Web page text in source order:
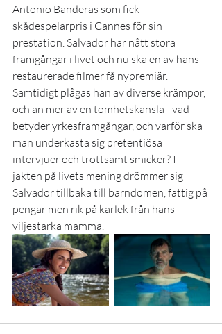
Antonio Banderas som fick
skådespelarpris i Cannes för sin
prestation. Salvador har nått stora
framgångar i livet och nu ska en av hans
restaurerade filmer få nypremiär.
Samtidigt plågas han av diverse krämpor,
och än mer av en tomhetskänsla - vad
betyder yrkesframgångar, och varför ska
man underkasta sig pretentiösa
intervjuer och tröttsamt smicker? I
jakten på livets mening drömmer sig
Salvador tillbaka till barndomen, fattig på
pengar men rik på kärlek från hans
viljestarka mamma.